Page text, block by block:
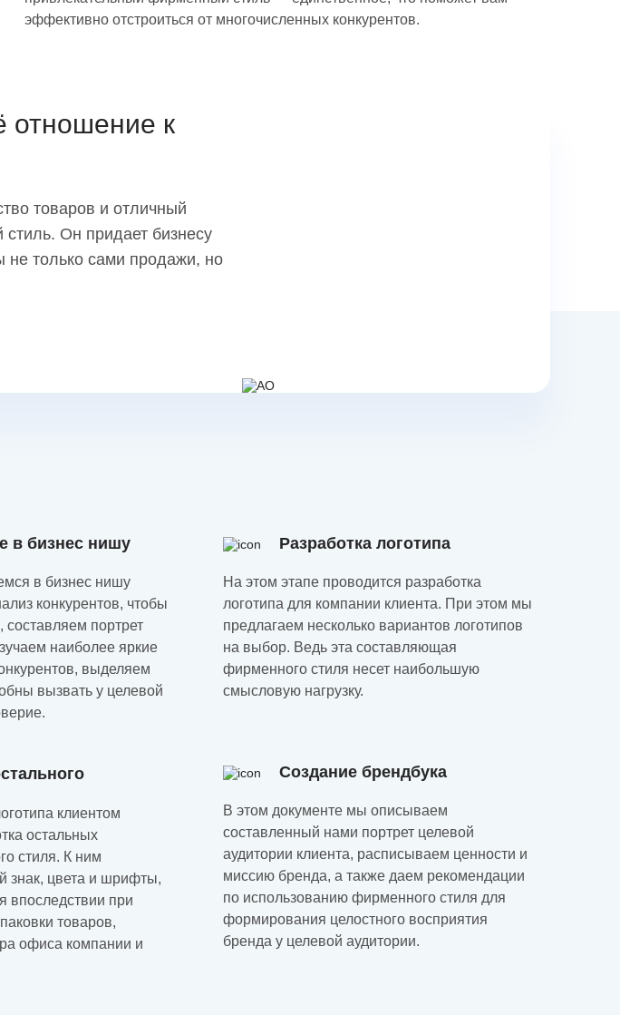
эффективно отстроиться от многочисленных конкурентов.
отношение к
товаров и отличный
Он придает бизнесу
не только сами продажи, но
в бизнес нишу
в бизнес нишу
конкурентов, чтобы
составляем портрет
наиболее яркие
выделяем
вызвать у целевой
Разработка логотипа
На этом этапе проводится разработка
логотипа для компании клиента. При этом мы
предлагаем несколько вариантов логотипов
на выбор. Ведь эта составляющая
фирменного стиля несет наибольшую
смысловую нагрузку.
клиентом
остальных
стиля. К ним
знак, цвета и шрифты,
впоследствии при
товаров,
офиса компании и
Создание брендбука
В этом документе мы описываем
составленный нами портрет целевой
аудитории клиента, расписываем ценности и
миссию бренда, а также даем рекомендации
по использованию фирменного стиля для
формирования целостного восприятия
бренда у целевой аудитории.